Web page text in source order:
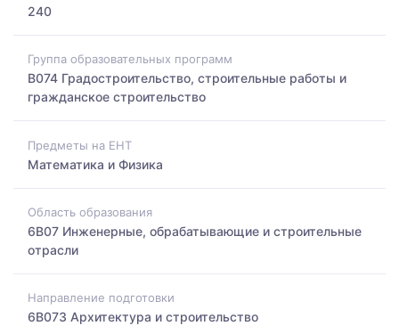
240
Группа образовательных программ
B074 Градостроительство, строительные работы и
гражданское строительство
Предметы на ЕНТ
Математика и Физика
Область образования
6B07 Инженерные, обрабатывающие и строительные
отрасли
Направление подготовки
6B073 Архитектура и строительство